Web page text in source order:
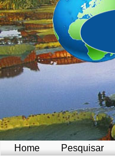
Home Pesquisar